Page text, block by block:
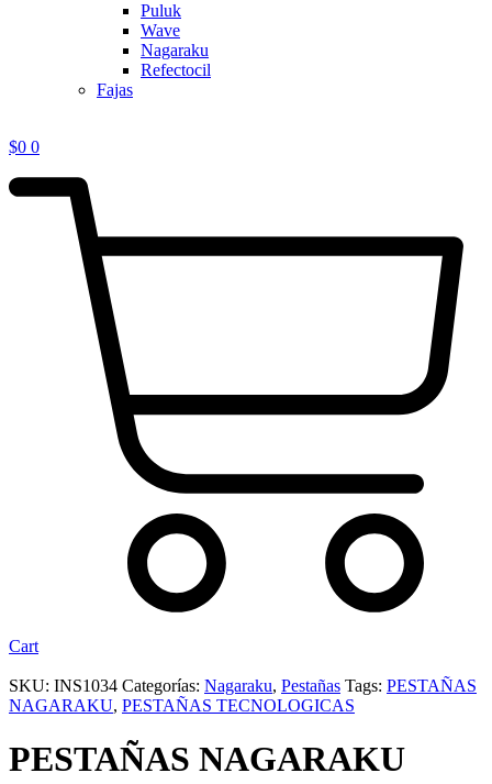
Puluk
Wave
Nagaraku
Refectocil
Fajas
$0 0
Cart
SKU: INS1034 Categorías: Nagaraku, Pestañas Tags: PESTAÑAS
NAGARAKU, PESTAÑAS TECNOLOGICAS
PESTAÑAS NAGARAKU